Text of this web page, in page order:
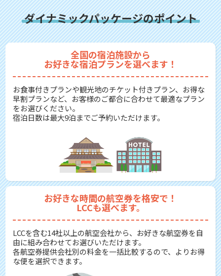
ダイナミックパッケージのポイント
全国の宿泊施設から
お好きな宿泊プランを選べます！
お食事付きプランや観光地のチケット付きプラン、お得な
早割プランなど、お客様のご都合に合わせて最適なプラン
をお選びください。
宿泊日数は最大9泊までご予約いただけます。
お好きな時間の航空券を格安で！
LCCも選べます。
LCCを含む14社以上の航空会社から、お好きな航空券を自
由に組み合わせてお選びいただけます。
各航空券提供会社別の料金を一括比較するので、よりお得
な便を選択できます。